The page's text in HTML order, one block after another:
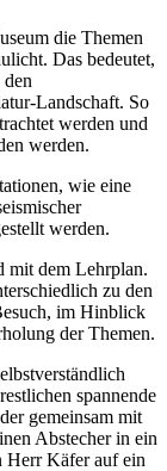
die Themen
Das bedeutet,
Landschaft. So
werden und
werden.
wie eine
werden.
mit dem Lehrplan.
zu den
im Hinblick
der Themen.
spannende
gemeinsam mit
Abstecher in ein
Herr Käfer auf ein